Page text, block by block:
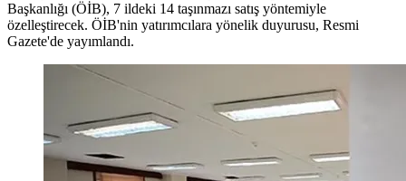
Başkanlığı (ÖİB), 7 ildeki 14 taşınmazı satış yöntemiyle
özelleştirecek. ÖİB'nin yatırımcılara yönelik duyurusu, Resmi
Gazete'de yayımlandı.